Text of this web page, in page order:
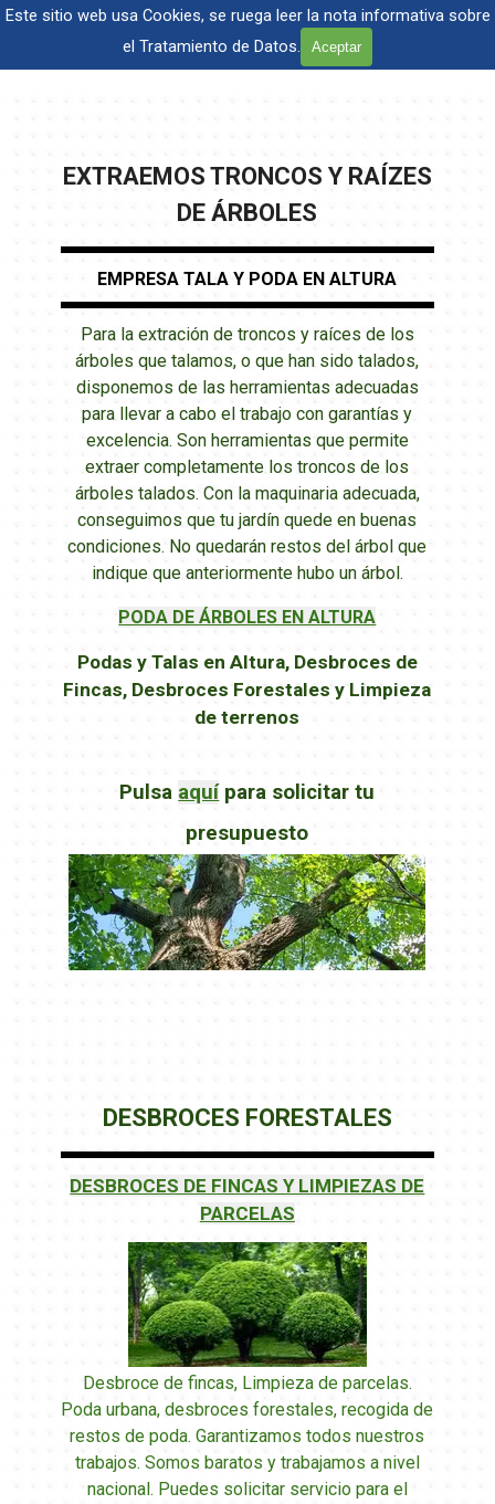
Este sitio web usa Cookies, se ruega leer la nota informativa sobre
el Tratamiento de Datos.
Aceptar
Vaya al ContenidoTALA Y PODA DE ÁRBOLES EN ALTURA, PROVINCIA DE Madrid
Tel. 601 904 866
EXTRAEMOS TRONCOS Y RAÍZES
DE ÁRBOLES
EMPRESA TALA Y PODA EN ALTURA
Para la extración de troncos y raíces de los
árboles que talamos, o que han sido talados,
disponemos de las herramientas adecuadas
para llevar a cabo el trabajo con garantías y
excelencia. Son herramientas que permite
extraer completamente los troncos de los
árboles talados. Con la maquinaria adecuada,
conseguimos que tu jardín quede en buenas
condiciones. No quedarán restos del árbol que
indique que anteriormente hubo un árbol.
PODA DE ÁRBOLES EN ALTURA
Podas y Talas en Altura, Desbroces de
Fincas, Desbroces Forestales y Limpieza
de terrenos
Pulsa aquí para solicitar tu
presupuesto
DESBROCES FORESTALES
DESBROCES DE FINCAS Y LIMPIEZAS DE
PARCELAS
Desbroce de fincas, Limpieza de parcelas.
Poda urbana, desbroces forestales, recogida de
restos de poda. Garantizamos todos nuestros
trabajos. Somos baratos y trabajamos a nivel
nacional. Puedes solicitar servicio para el